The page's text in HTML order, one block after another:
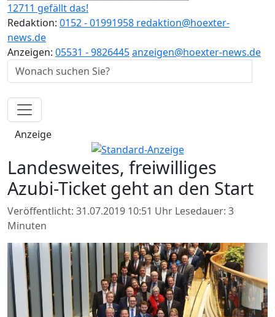
12711 gefällt das!
Redaktion: 0152 - 01991958 redaktion@hoexter-
news.de
Anzeigen: 05531 - 9826445anzeigen@hoexter-news.de
Anzeige
Landesweites, freiwilliges
Azubi-Ticket geht an den Start
Veröffentlicht: 31.07.2019 10:51 Uhr Lesedauer: 3
Minuten